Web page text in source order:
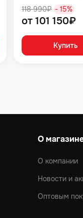
118 990₽ - 15%
от 101 150₽
Купить
О
О компании
Новости и
Оптовым